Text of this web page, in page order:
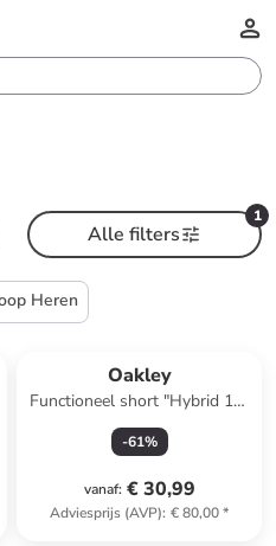
1
Alle filters
Heren
Oakley
Functioneel short "Hybrid 18"
kaki
-61%
vanaf: € 30,99
Adviesprijs (AVP): € 80,00*